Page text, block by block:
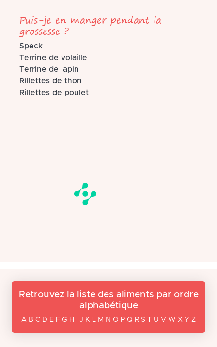
Puis-je en manger pendant la
grossesse ?
Speck
Terrine de volaille
Terrine de lapin
Rillettes de thon
Rillettes de poulet
Retrouvez la liste des aliments par ordre
alphabétique
A B C D E F G H I J K L M N O P Q R S T U V W X Y Z